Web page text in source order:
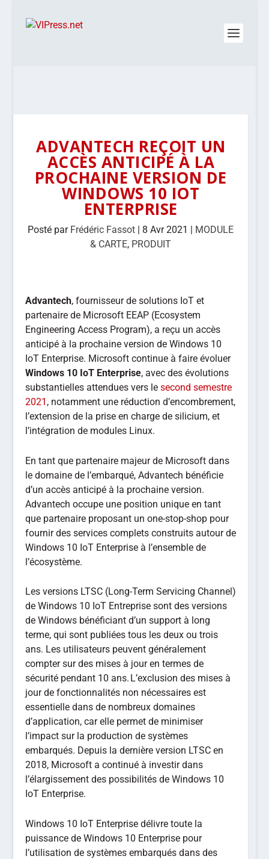
ADVANTECH REÇOIT UN
ACCÈS ANTICIPÉ À LA
PROCHAINE VERSION DE
WINDOWS 10 IOT
ENTERPRISE
Posté par Frédéric Fassot | 8 Avr 2021 | MODULE
& CARTE, PRODUIT
Advantech, fournisseur de solutions IoT et
partenaire de Microsoft EEAP (Ecosystem
Engineering Access Program), a reçu un accès
anticipé à la prochaine version de Windows 10
IoT Enterprise. Microsoft continue à faire évoluer
Windows 10 IoT Enterprise, avec des évolutions
substantielles attendues vers lesecond semestre
2021 , notamment une réduction d’encombrement,
l’extension de la prise en charge de silicium, et
l’intégration de modules Linux.
En tant que partenaire majeur de Microsoft dans
le domaine de l’embarqué, Advantech bénéficie
d’un accès anticipé à la prochaine version.
Advantech occupe une position unique en tant
que partenaire proposant un one-stop-shop pour
fournir des services complets construits autour de
Windows 10 IoT Enterprise à l’ensemble de
l’écosystème.
Les versions LTSC (Long-Term Servicing Channel)
de Windows 10 IoT Entreprise sont des versions
de Windows bénéficiant d’un support à long
terme, qui sont publiées tous les deux ou trois
ans. Les utilisateurs peuvent généralement
compter sur des mises à jour en termes de
sécurité pendant 10 ans. L’exclusion des mises à
jour de fonctionnalités non nécessaires est
essentielle dans de nombreux domaines
d’application, car elle permet de minimiser
l’impact sur la production de systèmes
embarqués. Depuis la dernière version LTSC en
2018, Microsoft a continué à investir dans
l’élargissement des possibilités de Windows 10
IoT Enterprise.
Windows 10 IoT Enterprise délivre toute la
puissance de Windows 10 Enterprise pour
l’utilisation de systèmes embarqués dans des